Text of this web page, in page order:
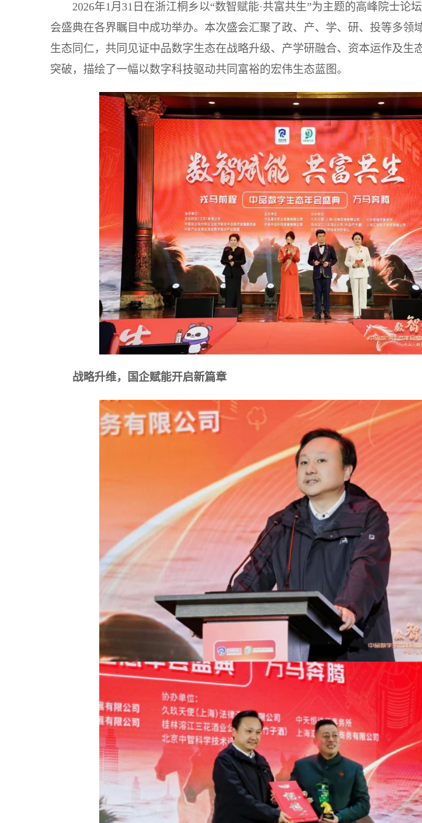
2026年1月31日在浙江桐乡以“数智赋能·共富共生”为主题的高峰院士论
会盛典在各界瞩目中成功举办。本次盛会汇聚了政、产、学、研、投等多领
生态同仁，共同见证中品数字生态在战略升级、产学研融合、资本运作及生
突破，描绘了一幅以数字科技驱动共同富裕的宏伟生态蓝图。
战略升维，国企赋能开启新篇章